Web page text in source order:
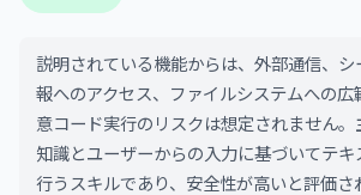
説明されている機能からは、外部通信、
報へのアクセス、ファイルシステムへの広
意コード実行のリスクは想定されません
知識とユーザーからの入力に基づいてテキ
行うスキルであり、安全性が高いと評価さ